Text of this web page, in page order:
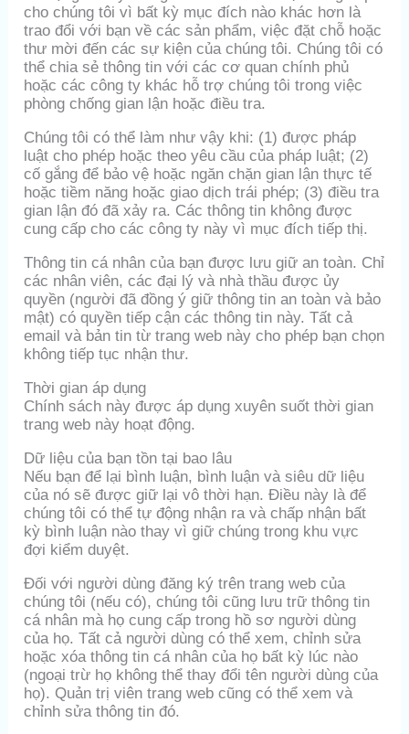
cho chúng tôi vì bất kỳ mục đích nào khác hơn là
trao đổi với bạn về các sản phẩm, việc đặt chỗ hoặc
thư mời đến các sự kiện của chúng tôi. Chúng tôi có
thể chia sẻ thông tin với các cơ quan chính phủ
hoặc các công ty khác hỗ trợ chúng tôi trong việc
phòng chống gian lận hoặc điều tra.
Chúng tôi có thể làm như vậy khi: (1) được pháp
luật cho phép hoặc theo yêu cầu của pháp luật; (2)
cố gắng để bảo vệ hoặc ngăn chặn gian lận thực tế
hoặc tiềm năng hoặc giao dịch trái phép; (3) điều tra
gian lận đó đã xảy ra. Các thông tin không được
cung cấp cho các công ty này vì mục đích tiếp thị.
Thông tin cá nhân của bạn được lưu giữ an toàn. Chỉ
các nhân viên, các đại lý và nhà thầu được ủy
quyền (người đã đồng ý giữ thông tin an toàn và bảo
mật) có quyền tiếp cận các thông tin này. Tất cả
email và bản tin từ trang web này cho phép bạn chọn
không tiếp tục nhận thư.
Thời gian áp dụng
Chính sách này được áp dụng xuyên suốt thời gian
trang web này hoạt động.
Dữ liệu của bạn tồn tại bao lâu
Nếu bạn để lại bình luận, bình luận và siêu dữ liệu
của nó sẽ được giữ lại vô thời hạn. Điều này là để
chúng tôi có thể tự động nhận ra và chấp nhận bất
kỳ bình luận nào thay vì giữ chúng trong khu vực
đợi kiểm duyệt.
Đối với người dùng đăng ký trên trang web của
chúng tôi (nếu có), chúng tôi cũng lưu trữ thông tin
cá nhân mà họ cung cấp trong hồ sơ người dùng
của họ. Tất cả người dùng có thể xem, chỉnh sửa
hoặc xóa thông tin cá nhân của họ bất kỳ lúc nào
(ngoại trừ họ không thể thay đổi tên người dùng của
họ). Quản trị viên trang web cũng có thể xem và
chỉnh sửa thông tin đó.